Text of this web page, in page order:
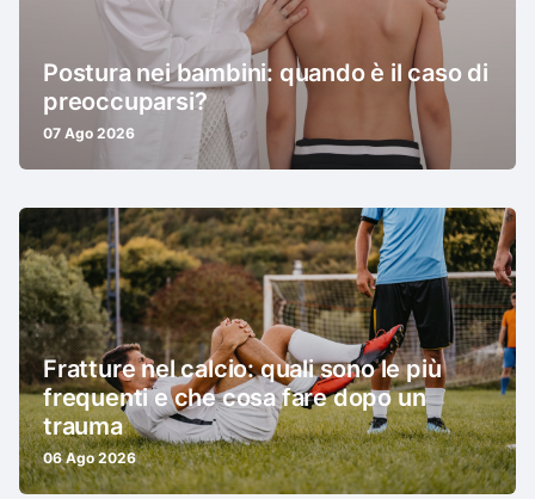
Postura nei bambini: quando è il caso di
preoccuparsi?
07 Ago 2026
Fratture nel calcio: quali sono le più
frequenti e che cosa fare dopo un
trauma
06 Ago 2026